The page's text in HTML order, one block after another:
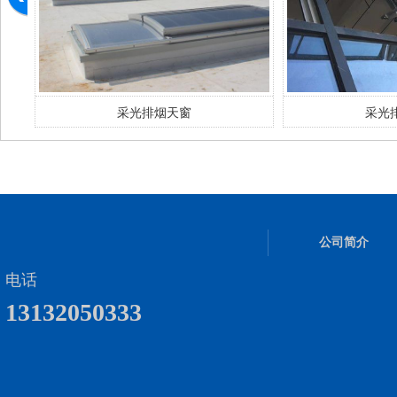
采光排烟天窗 采光
电话
13132050333
公司简介